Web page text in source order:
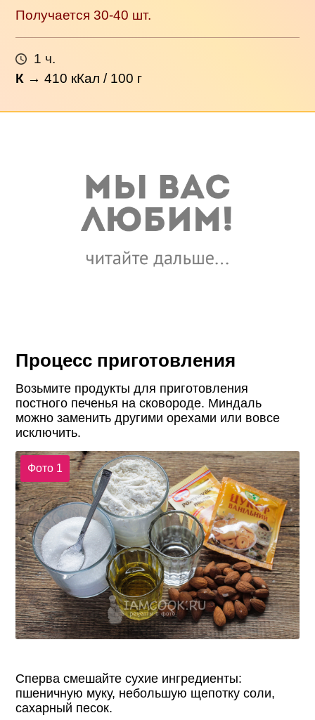
Получается 30-40 шт.
1 ч.
К →410 кКал / 100 г
Процесс приготовления
Возьмите продукты для приготовления
постного печенья на сковороде. Миндаль
можно заменить другими орехами или вовсе
исключить.
Фото 1
Сперва смешайте сухие ингредиенты:
пшеничную муку, небольшую щепотку соли,
сахарный песок.